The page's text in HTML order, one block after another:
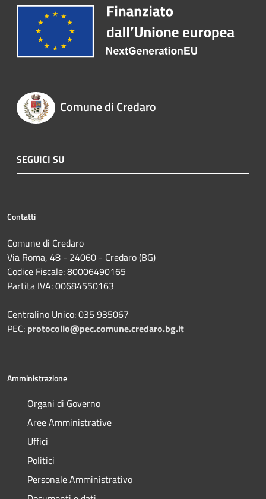
Comune di Credaro
SEGUICI SU
Contatti
Comune di Credaro
Via Roma, 48 - 24060 - Credaro (BG)
Codice Fiscale: 80006490165
Partita IVA: 00684550163
Centralino Unico: 035 935067
PEC: protocollo@pec.comune.credaro.bg.it
Amministrazione
Organi di Governo
Aree Amministrative
Uffici
Politici
Personale Amministrativo